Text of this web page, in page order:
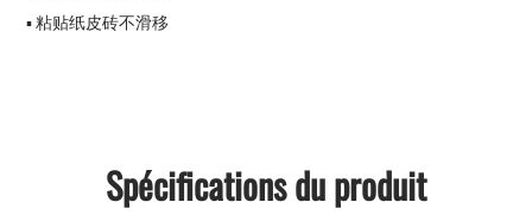
▪ 粘贴纸皮砖不滑移
Spécifications du produit